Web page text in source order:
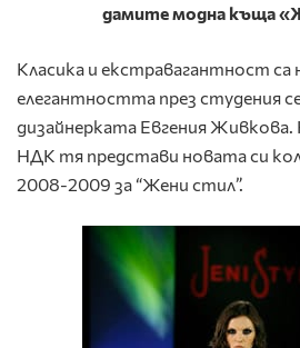
дамите модна къща
Класика и екстравагантност са
елегантността през студения
дизайнерката Евгения
НДК тя представи новата си
2008-2009 за “Жени стил”.